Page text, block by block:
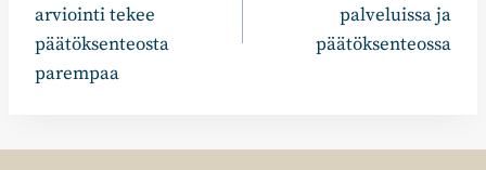
arviointi tekee
päätöksenteosta
parempaa
palveluissa ja
päätöksenteossa